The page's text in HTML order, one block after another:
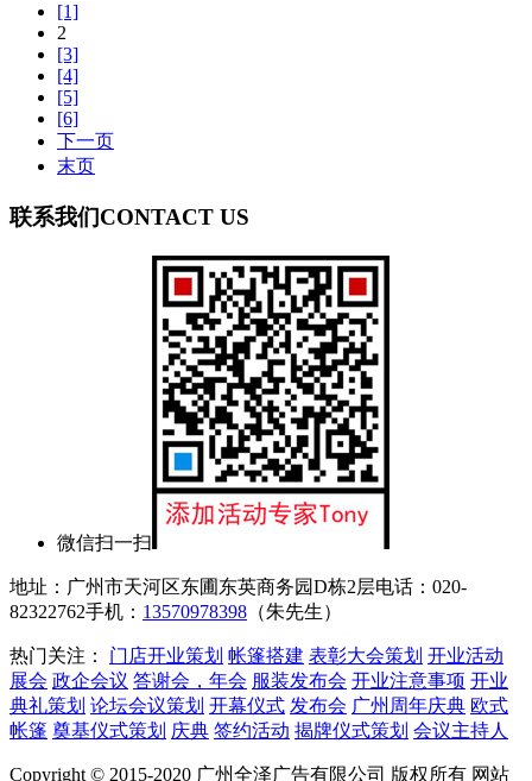
[1]
2
[3]
[4]
[5]
[6]
下一页
末页
联系我们CONTACT US
微信扫一扫
地址：广州市天河区东圃东英商务园D栋2层电话：020-
82322762手机： 13570978398 （朱先生）
热门关注： 门店开业策划 帐篷搭建 表彰大会策划 开业活动
展会 政企会议 答谢会，年会 服装发布会 开业注意事项 开业
典礼策划 论坛会议策划 开幕仪式 发布会 广州周年庆典 欧式
帐篷 奠基仪式策划 庆典 签约活动 揭牌仪式策划 会议主持人
Copyright © 2015-2020 广州全泽广告有限公司 版权所有 网站